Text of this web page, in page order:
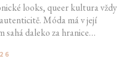
looks, queer kultura vždy
Móda má v její
sahá daleko za hranice
oblečení jako tichý jazyk.